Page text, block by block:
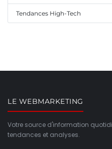
Tendances High-Tech
LE WEBMARKETING
Votre source d'information
tendances et analyses.